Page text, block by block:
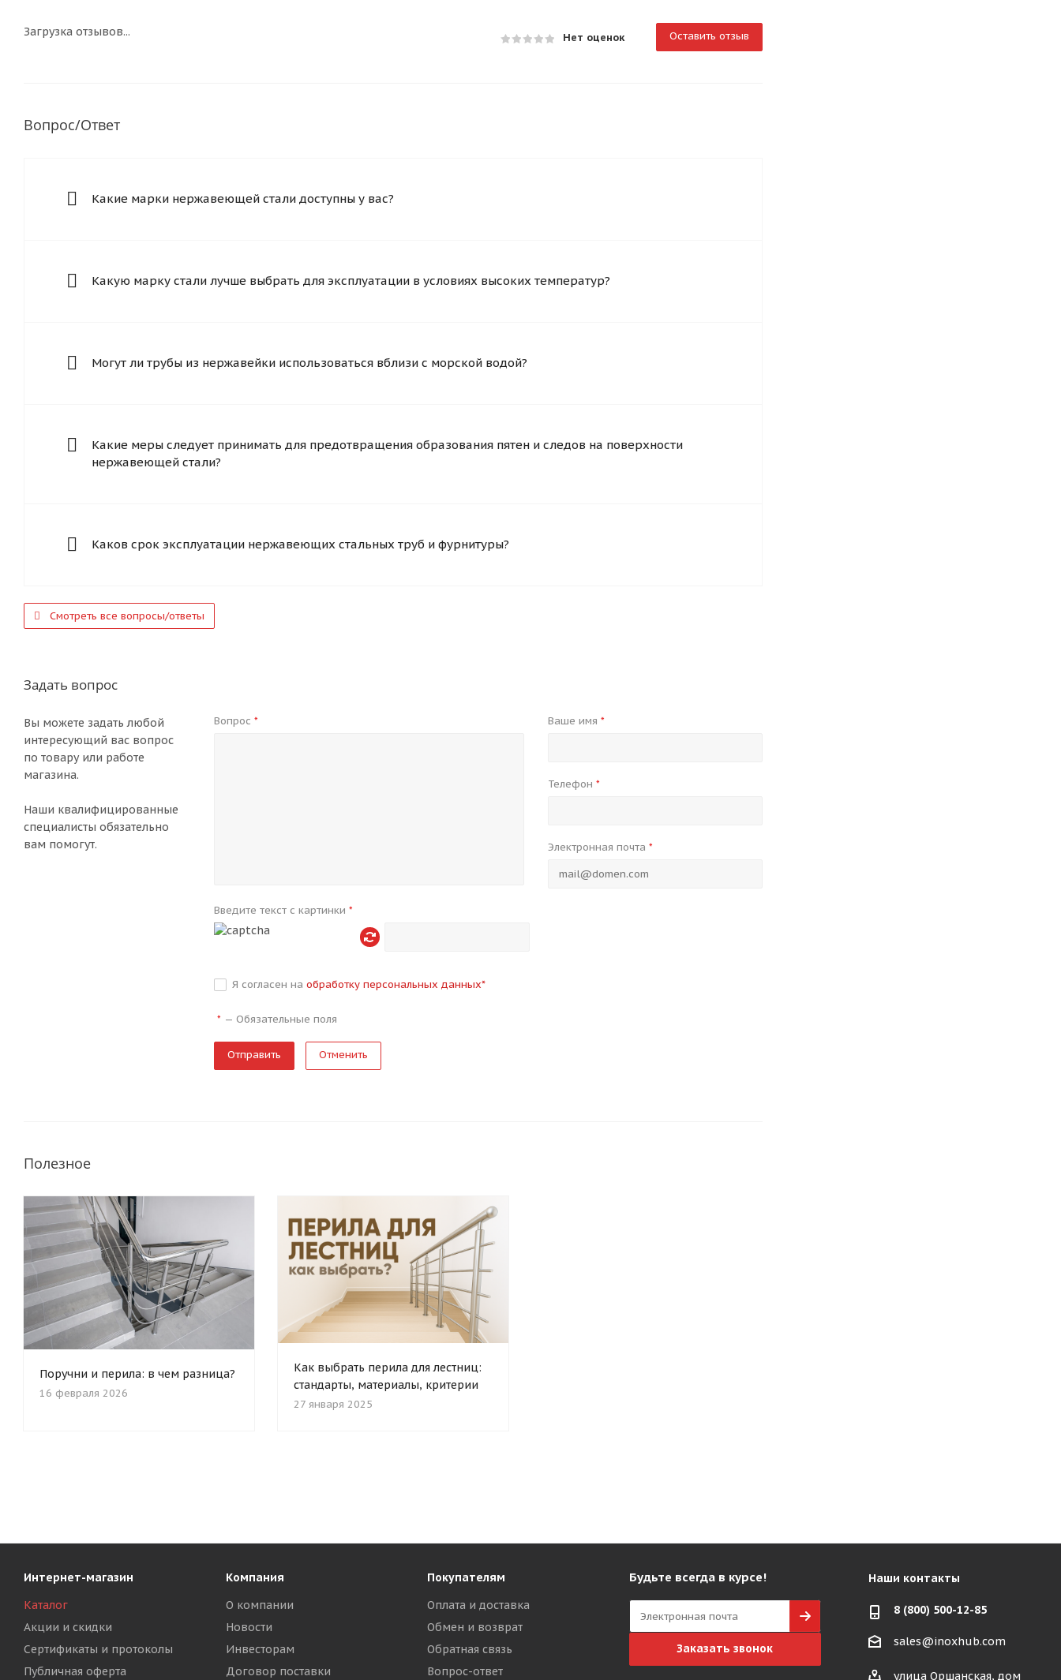
Нет оценок Оставить отзыв
Загрузка отзывов...
Вопрос/Ответ
Какие марки нержавеющей стали доступны у вас?
Какую марку стали лучше выбрать для эксплуатации в условиях высоких температур?
Могут ли трубы из нержавейки использоваться вблизи с морской водой?
Какие меры следует принимать для предотвращения образования пятен и следов на поверхности
нержавеющей стали?
Каков срок эксплуатации нержавеющих стальных труб и фурнитуры?
Смотреть все вопросы/ответы
Задать вопрос
Вы можете задать любой
интересующий вас вопрос
по товару или работе
магазина.
Наши квалифицированные
специалисты обязательно
вам помогут.
Вопрос* Ваше имя *
Телефон *
Электронная почта *
Введите текст с картинки*
Я согласен наобработку персональных данных*
* —Обязательные поля
Отменить
Полезное
Поручни и перила: в чем разница?
16 февраля 2026
Как выбрать перила для лестниц:
стандарты, материалы, критерии
27 января 2025
Интернет-магазин
Каталог
Акции и скидки
Сертификаты и протоколы
Публичная оферта
Компания
О компании
Новости
Инвесторам
Договор поставки
Покупателям
Оплата и доставка
Обмен и возврат
Обратная связь
Вопрос-ответ
Будьте всегда в курсе!
Заказать звонок
Наши контакты
8 (800) 500-12-85
sales@inoxhub.com
улица Оршанская, дом